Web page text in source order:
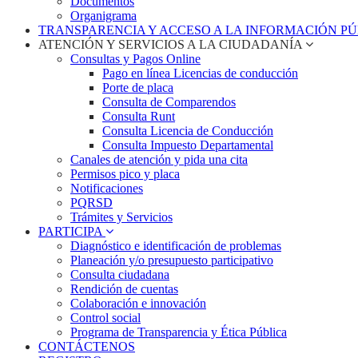
Organigrama
TRANSPARENCIA Y ACCESO A LA INFORMACIÓN
ATENCIÓN Y SERVICIOS A LA CIUDADANÍA
Consultas y Pagos Online
Pago en línea Licencias de conducción
Porte de placa
Consulta de Comparendos
Consulta Runt
Consulta Licencia de Conducción
Consulta Impuesto Departamental
Canales de atención y pida una cita
Permisos pico y placa
Notificaciones
PQRSD
Trámites y Servicios
PARTICIPA
Diagnóstico e identificación de problemas
Planeación y/o presupuesto participativo​
Consulta ciudadana
Rendición de cuentas
Colaboración e innovación
Control social
Programa de Transparencia y Ética Pública
CONTÁCTENOS